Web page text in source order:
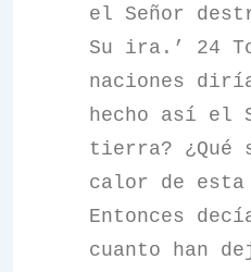
el Señor
Su ira.’ 24
naciones
hecho así el
tierra?
calor de
Entonces
cuanto han